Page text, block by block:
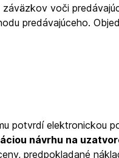
voči
predávajúceho.
potvrdí elektronickou
návrhu na
predpokladané